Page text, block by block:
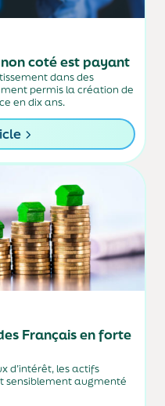
coté est payant
dans des
permis la création de
en dix ans.
Français en forte
d’intérêt, les actifs
sensiblement augmenté